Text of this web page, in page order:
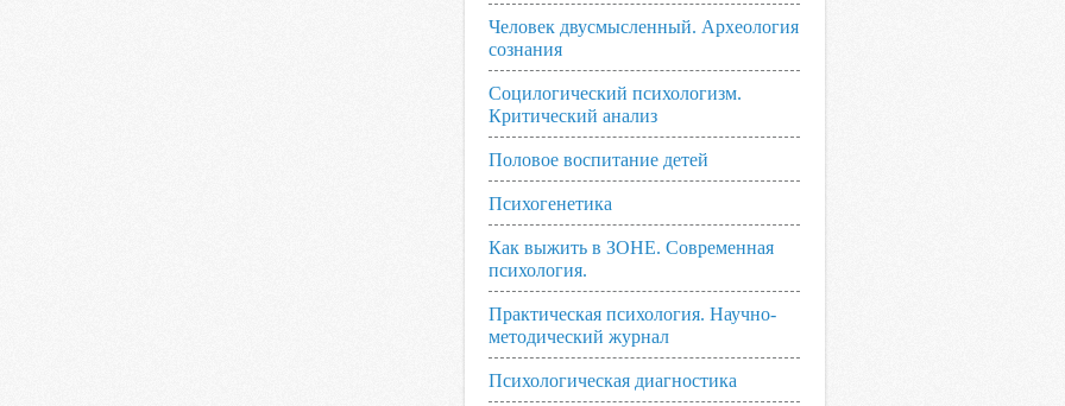
Человек двусмысленный. Археология
сознания
Социлогический психологизм.
Критический анализ
Половое воспитание детей
Психогенетика
Как выжить в ЗОНЕ. Современная
психология.
Практическая психология. Научно-
методический журнал
Психологическая диагностика